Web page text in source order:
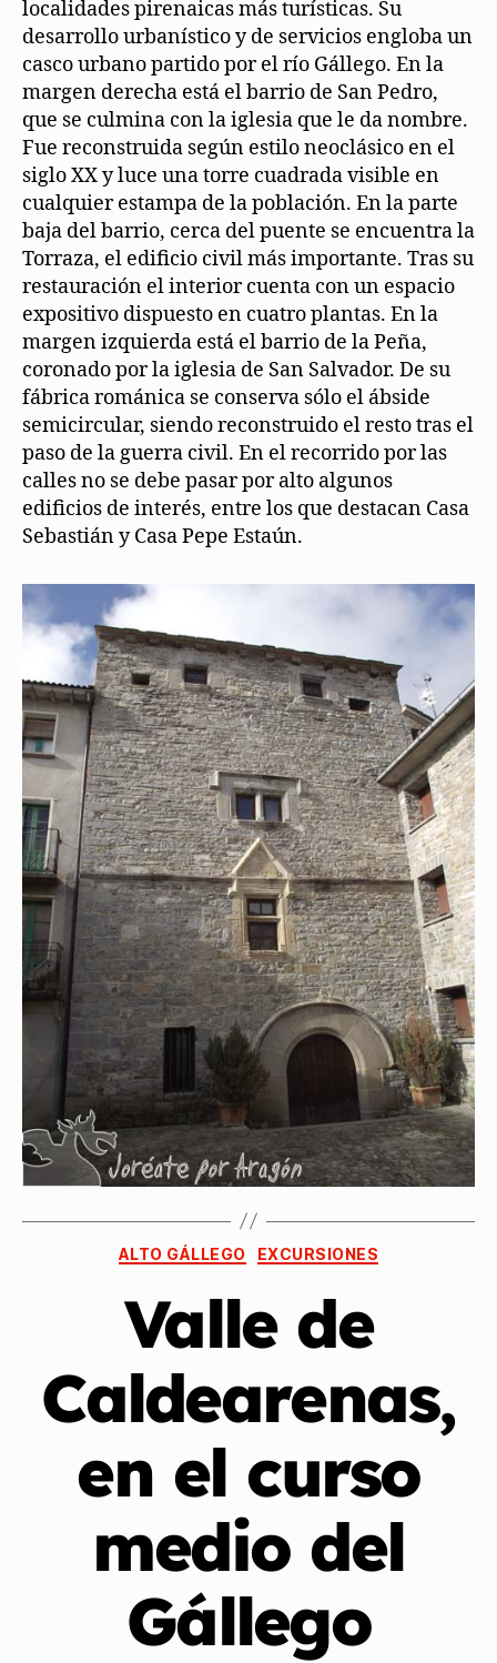
localidades pirenaicas más turísticas. Su
desarrollo urbanístico y de servicios engloba un
casco urbano partido por el río Gállego. En la
margen derecha está el barrio de San Pedro,
que se culmina con la iglesia que le da nombre.
Fue reconstruida según estilo neoclásico en el
siglo XX y luce una torre cuadrada visible en
cualquier estampa de la población. En la parte
baja del barrio, cerca del puente se encuentra la
Torraza, el edificio civil más importante. Tras su
restauración el interior cuenta con un espacio
expositivo dispuesto en cuatro plantas. En la
margen izquierda está el barrio de la Peña,
coronado por la iglesia de San Salvador. De su
fábrica románica se conserva sólo el ábside
semicircular, siendo reconstruido el resto tras el
paso de la guerra civil. En el recorrido por las
calles no se debe pasar por alto algunos
edificios de interés, entre los que destacan Casa
Sebastián y Casa Pepe Estaún.
ALTO GÁLLEGO EXCURSIONES
Valle de
Caldearenas,
en el curso
medio del
Gállego